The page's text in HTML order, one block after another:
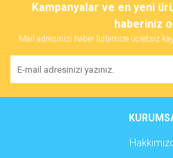
Kampanyalar ve en yeni
haberiniz
Mail adresinizi haber listemize ücretsiz